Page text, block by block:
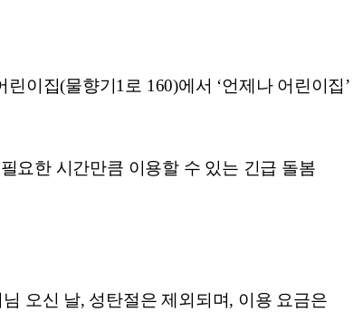
이집(물향기1로 160)에서 ‘언제나 어린이집’
요한 시간만큼 이용할 수 있는 긴급 돌봄
오신 날, 성탄절은 제외되며, 이용 요금은